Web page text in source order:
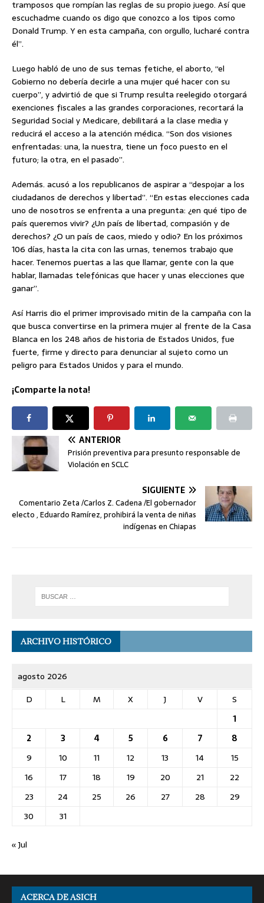
tramposos que rompían las reglas de su propio juego. Así que
escuchadme cuando os digo que conozco a los tipos como
Donald Trump. Y en esta campaña, con orgullo, lucharé contra
él”.
Luego habló de uno de sus temas fetiche, el aborto, “el
Gobierno no debería decirle a una mujer qué hacer con su
cuerpo”, y advirtió de que si Trump resulta reelegido otorgará
exenciones fiscales a las grandes corporaciones, recortará la
Seguridad Social y Medicare, debilitará a la clase media y
reducirá el acceso a la atención médica. “Son dos visiones
enfrentadas: una, la nuestra, tiene un foco puesto en el
futuro; la otra, en el pasado”.
Además. acusó a los republicanos de aspirar a “despojar a los
ciudadanos de derechos y libertad”. “En estas elecciones cada
uno de nosotros se enfrenta a una pregunta: ¿en qué tipo de
país queremos vivir? ¿Un país de libertad, compasión y de
derechos? ¿O un país de caos, miedo y odio? En los próximos
106 días, hasta la cita con las urnas, tenemos trabajo que
hacer. Tenemos puertas a las que llamar, gente con la que
hablar, llamadas telefónicas que hacer y unas elecciones que
ganar”.
Así Harris dio el primer improvisado mitin de la campaña con la
que busca convertirse en la primera mujer al frente de la Casa
Blanca en los 248 años de historia de Estados Unidos, fue
fuerte, firme y directo para denunciar al sujeto como un
peligro para Estados Unidos y para el mundo.
¡Comparte la nota!
ANTERIOR
Prisión preventiva para presunto responsable de
Violación en SCLC
SIGUIENTE
Comentario Zeta /Carlos Z. Cadena /El gobernador
electo , Eduardo Ramírez, prohibirá la venta de niñas
indígenas en Chiapas
ARCHIVO HISTÓRICO
agosto 2026
D
L M X J V
S
1
2
3 4 5 6 7
8
9
10 11 12 13 14
15
16
17 18 19 20 21
22
23
24 25 26 27 28
29
30
31
« Jul
ACERCA DE ASICH